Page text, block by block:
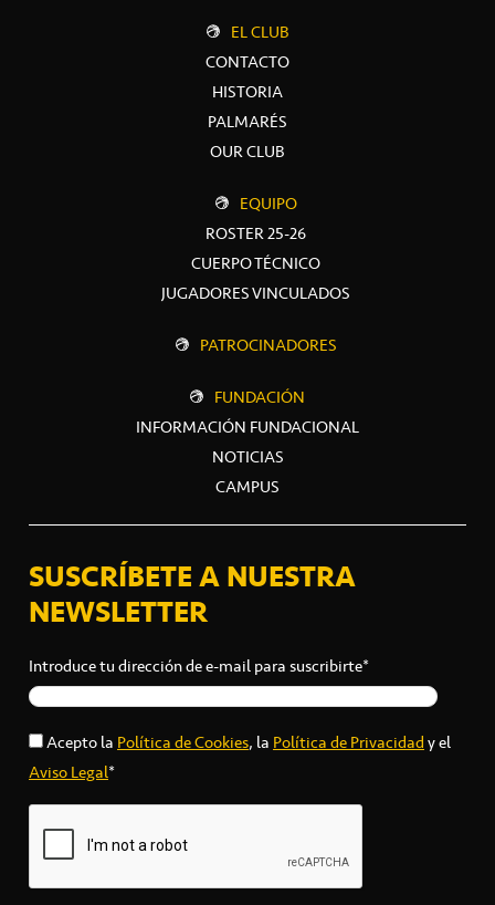
EL CLUB
CONTACTO
HISTORIA
PALMARÉS
OUR CLUB
EQUIPO
ROSTER 25-26
CUERPO TÉCNICO
JUGADORES VINCULADOS
PATROCINADORES
FUNDACIÓN
INFORMACIÓN FUNDACIONAL
NOTICIAS
CAMPUS
SUSCRÍBETE A NUESTRA
NEWSLETTER
Introduce tu dirección de e-mail para suscribirte*
Acepto la Política de Cookies, la Política de Privacidady el
Aviso Legal*